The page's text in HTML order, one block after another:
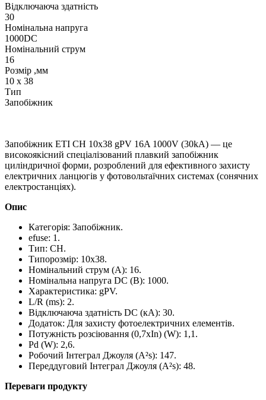
Відключаюча здатність
30
Номінальна напруга
1000DC
Номінальний струм
16
Розмір ,мм
10 x 38
Тип
Запобіжник
Запобіжник ETI CH 10x38 gPV 16A 1000V (30kA) — це
високоякісний спеціалізований плавкий запобіжник
циліндричної форми, розроблений для ефективного захисту
електричних ланцюгів у фотовольтаїчних системах (сонячних
електростанціях).
Опис
Категорія: Запобіжник.
efuse: 1.
Тип: CH.
Типорозмір: 10x38.
Номінальний струм (A): 16.
Номінальна напруга DC (В): 1000.
Характеристика: gPV.
L/R (ms): 2.
Відключаюча здатність DC (кA): 30.
Додаток: Для захисту фотоелектричних елементів.
Потужність розсіювання (0,7xIn) (W): 1,1.
Pd (W): 2,6.
Робочий Інтеграл Джоуля (A²s): 147.
Переддуговий Інтеграл Джоуля (A²s): 48.
Переваги продукту